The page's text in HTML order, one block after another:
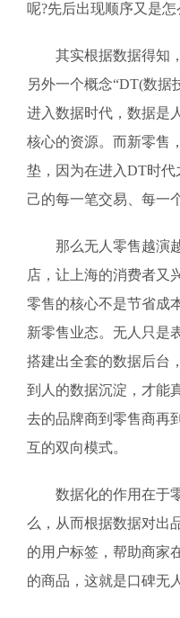
呢?先后出现顺序又是怎
其实根据数据得知，
另外一个概念“DT(数据
进入数据时代，数据是
核心的资源。而新零售
垫，因为在进入DT时
己的每一笔交易、每一
那么无人零售越演越
店，让上海的消费者又
零售的核心不是节省成
新零售业态。无人只是
搭建出全套的数据后台
到人的数据沉淀，才能
去的品牌商到零售商再
互的双向模式。
数据化的作用在于零
么，从而根据数据对出
的用户标签，帮助商家
的商品，这就是口碑无